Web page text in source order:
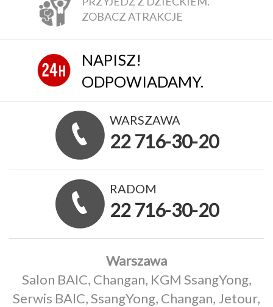
ZOBACZ ATRAKCJE
NAPISZ!
ODPOWIADAMY.
WARSZAWA
22 716-30-20
RADOM
22 716-30-20
Warszawa
Salon BAIC, Changan, KGM SsangYong,
Serwis BAIC, SsangYong, Changan, Jetour,